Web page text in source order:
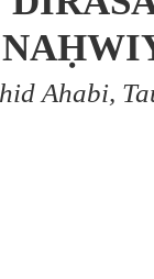
Ahabi,